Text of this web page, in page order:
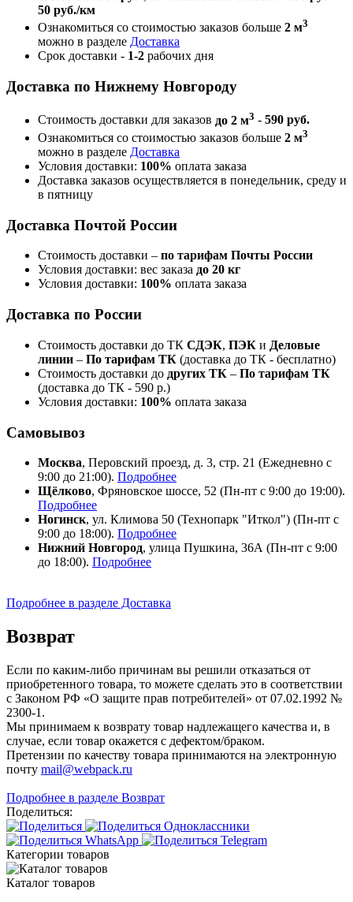
50 руб./км
Ознакомиться со стоимостью заказов больше 2 м3
можно в разделе Доставка
Срок доставки - 1-2 рабочих дня
Доставка по Нижнему Новгороду
Стоимость доставки для заказов до 2 м3 - 590 руб.
Ознакомиться со стоимостью заказов больше 2 м3
можно в разделе Доставка
Условия доставки: 100% оплата заказа
Доставка заказов осуществляется в понедельник, среду и
в пятницу
Доставка Почтой России
Стоимость доставки – по тарифам Почты России
Условия доставки: вес заказа до 20 кг
Условия доставки: 100% оплата заказа
Доставка по России
Стоимость доставки до ТК СДЭК, ПЭК и Деловые
линии – По тарифам ТК (доставка до ТК - бесплатно)
Стоимость доставки до других ТК – По тарифам ТК
(доставка до ТК - 590 р.)
Условия доставки: 100% оплата заказа
Самовывоз
Москва, Перовский проезд, д. 3, стр. 21 (Ежедневно с
9:00 до 21:00). Подробнее
Щёлково, Фряновское шоссе, 52 (Пн-пт с 9:00 до 19:00).
Подробнее
Ногинск, ул. Климова 50 (​Технопарк "Иткол") (Пн-пт с
9:00 до 18:00). Подробнее
Нижний Новгород, улица Пушкина, 36А (Пн-пт с 9:00
до 18:00). Подробнее
Подробнее в разделе Доставка
Возврат
Если по каким-либо причинам вы решили отказаться от
приобретенного товара, то можете сделать это в соответствии
с Законом РФ «О защите прав потребителей» от 07.02.1992 №
2300-1.
Мы принимаем к возврату товар надлежащего качества и, в
случае, если товар окажется с дефектом/браком.
Претензии по качеству товара принимаются на электронную
почту mail@webpack.ru
Подробнее в разделе Возврат
Поделиться:
Категории товаров
Каталог товаров